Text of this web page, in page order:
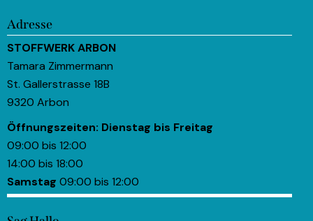
Adresse
STOFFWERK ARBON
Tamara Zimmermann
St. Gallerstrasse 18B
9320 Arbon
Öffnungszeiten: Dienstag bis Freitag
09:00 bis 12:00
14:00 bis 18:00
Samstag 09:00 bis 12:00